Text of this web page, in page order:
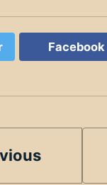
Facebook